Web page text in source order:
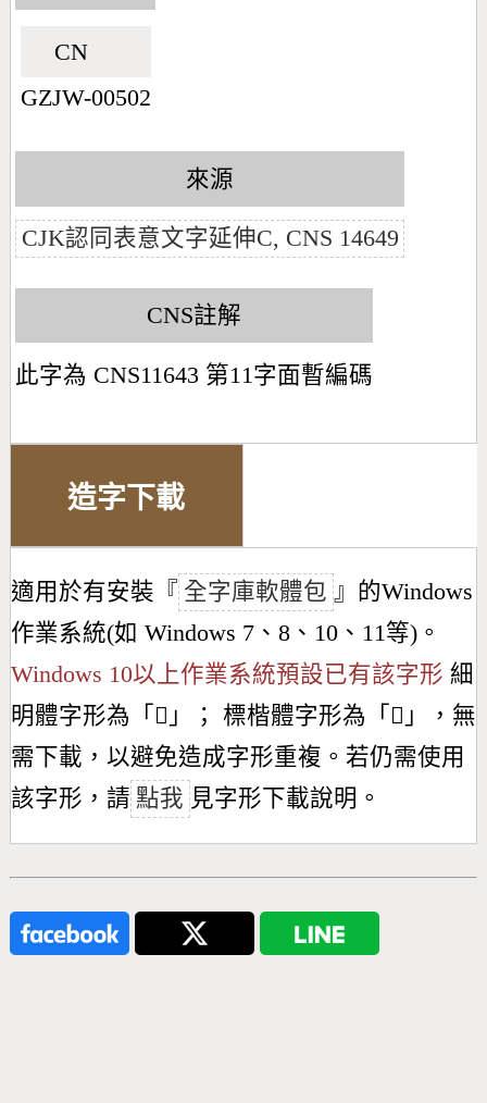
CN🇨🇳
GZJW-00502
來源
CJK認同表意文字延伸C, CNS 14649
CNS註解
此字為 CNS11643 第11字面暫編碼
造字下載
適用於有安裝『 全字庫軟體包 』的Windows
作業系統(如 Windows 7、8、10、11等)。
Windows 10以上作業系統預設已有該字形 細
明體字形為「 𪸍 」； 標楷體字形為「 𪸍 」，無
需下載，以避免造成字形重複。若仍需使用
該字形，請 點我 見字形下載說明。